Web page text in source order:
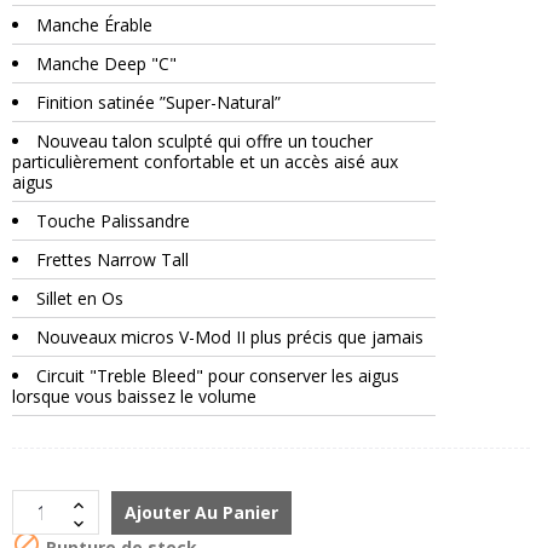
Manche Érable
Manche Deep "C"
Finition satinée ”Super-Natural”
Nouveau talon sculpté qui offre un toucher
particulièrement confortable et un accès aisé aux
aigus
Touche Palissandre
Frettes Narrow Tall
Sillet en Os
Nouveaux micros V-Mod II plus précis que jamais
Circuit "Treble Bleed" pour conserver les aigus
lorsque vous baissez le volume
Ajouter Au Panier